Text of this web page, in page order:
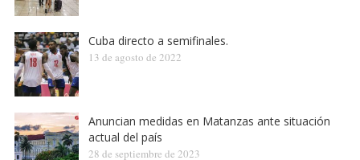
Cuba directo a semifinales.
13 de agosto de 2022
Anuncian medidas en Matanzas ante situación
actual del país
28 de septiembre de 2023